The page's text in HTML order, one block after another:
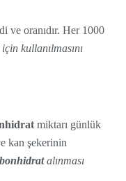
ve oranıdır. Her 1000
kullanılmasını
miktarı günlük
kan şekerinin
alınması